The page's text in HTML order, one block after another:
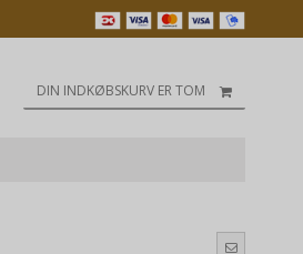
DIN INDKØBSKURV ER TOM